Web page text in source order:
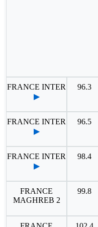
FRANCE INTER
▶
96.3
FRANCE INTER
▶
96.5
FRANCE INTER
▶
98.4
FRANCE
MAGHREB 2
99.8